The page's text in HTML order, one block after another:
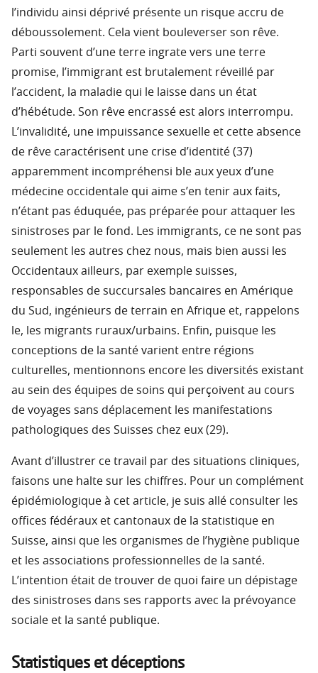
l’individu ainsi déprivé présente un risque accru de
déboussolement. Cela vient bouleverser son rêve.
Parti souvent d’une terre ingrate vers une terre
promise, l’immigrant est brutalement réveillé par
l’accident, la maladie qui le laisse dans un état
d’hébétude. Son rêve encrassé est alors interrompu.
L’invalidité, une impuissance sexuelle et cette absence
de rêve caractérisent une crise d’identité (37)
apparemment incompréhensi ble aux yeux d’une
médecine occidentale qui aime s’en tenir aux faits,
n’étant pas éduquée, pas préparée pour attaquer les
sinistroses par le fond. Les immigrants, ce ne sont pas
seulement les autres chez nous, mais bien aussi les
Occidentaux ailleurs, par exemple suisses,
responsables de succursales bancaires en Amérique
du Sud, ingénieurs de terrain en Afrique et, rappelons
le, les migrants ruraux/urbains. Enfin, puisque les
conceptions de la santé varient entre régions
culturelles, mentionnons encore les diversités existant
au sein des équipes de soins qui perçoivent au cours
de voyages sans déplacement les manifestations
pathologiques des Suisses chez eux (29).
Avant d’illustrer ce travail par des situations cliniques,
faisons une halte sur les chiffres. Pour un complément
épidémiologique à cet article, je suis allé consulter les
offices fédéraux et cantonaux de la statistique en
Suisse, ainsi que les organismes de l’hygiène publique
et les associations professionnelles de la santé.
L’intention était de trouver de quoi faire un dépistage
des sinistroses dans ses rapports avec la prévoyance
sociale et la santé publique.
Statistiques et déceptions